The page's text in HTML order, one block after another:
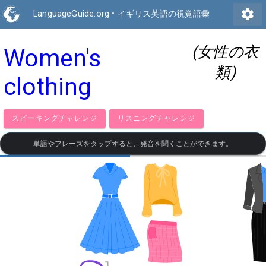
LanguageGuide.org • イギリス英語の視覚語彙 settings
Women's
clothing
(女性の衣
類)
スピーキングチャレンジ リスニングチャレンジ
単語やフレーズをタップすると、発音を聞くことができます。